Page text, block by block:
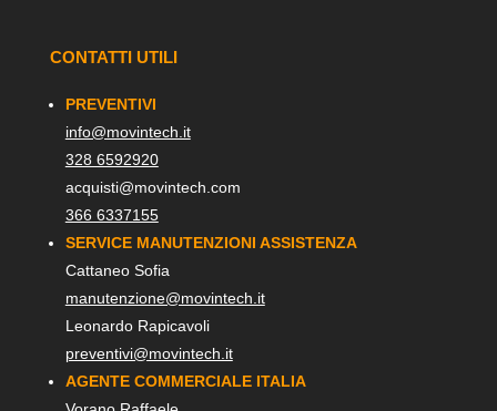
CONTATTI UTILI
PREVENTIVI
info@movintech.it
328 6592920
acquisti@movintech.com
366 6337155
SERVICE MANUTENZIONI ASSISTENZA
Cattaneo Sofia
manutenzione@movintech.it
Leonardo Rapicavoli
preventivi@movintech.it
AGENTE COMMERCIALE ITALIA